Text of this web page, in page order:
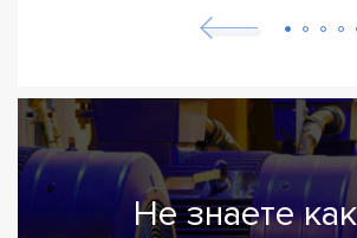
Не знаете